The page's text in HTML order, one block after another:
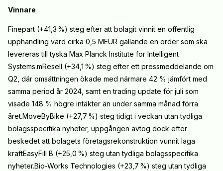
Vinnare
Finepart (+41,3 %) steg efter att bolagit vinnit en offentlig
upphandling värd cirka 0,5 MEUR gällande en order som ska
levereras till tyska Max Planck Institute for Intelligent
Systems.mResell (+34,1 %) steg efter ett pressmeddelande om
Q2, där omsättningen ökade med närmare 42 % jämfört med
samma period år 2024, samt en trading update för juli som
visade 148 % högre intäkter än under samma månad förra
året.MoveByBike (+27,7 %) steg tidigt i veckan utan tydliga
bolagsspecifika nyheter, uppgången avtog dock efter
beskedet att bolagets företagsrekonstruktion vunnit laga
kraftEasyFill B (+25,0 %) steg utan tydliga bolagsspecifika
nyheter.Bio-Works Technologies (+23,7 %) steg utan tydliga